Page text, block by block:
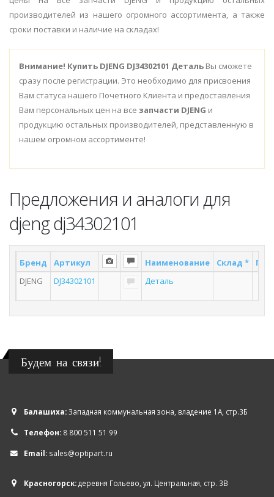
производителей из нашего огромного ассортимента, а также
сроки поставки и наличие на складах!
Внимание! Купить DJENG DJ34302101 Деталь Вы сможете
сразу после регистрации. Это необходимо для присвоения
Вам статуса нашего Почетного Клиента и предоставления
Вам персональных цен на все запчасти DJENG и
продукцию остальных производителей, представленную в
нашем огромном ассортименте!
Предложения и аналоги для
djeng dj34302101
Бренд Артикул Наименование Склад *
DJENG
DJ34302101 Деталь
Будем на связи!
Балашиха:Западная коммунальная зона, владение 1А, стр.3Б
Телефон: 8 800 511 51 99
Email: sales@optipart.ru
Красногорск:деревня Гольево, ул. Центральная, стр. 3В